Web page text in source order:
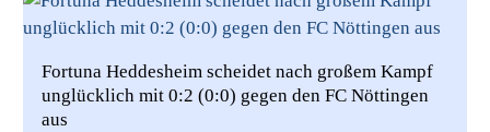
Fortuna Heddesheim scheidet nach großem Kampf
unglücklich mit 0:2 (0:0) gegen den FC Nöttingen
aus